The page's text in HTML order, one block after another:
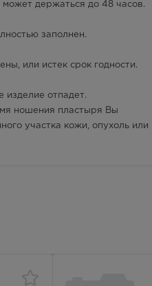
может держаться до 48 часов.
заполнен.
или истек срок годности.
изделие отпадет.
ношения пластыря Вы
участка кожи, опухоль или